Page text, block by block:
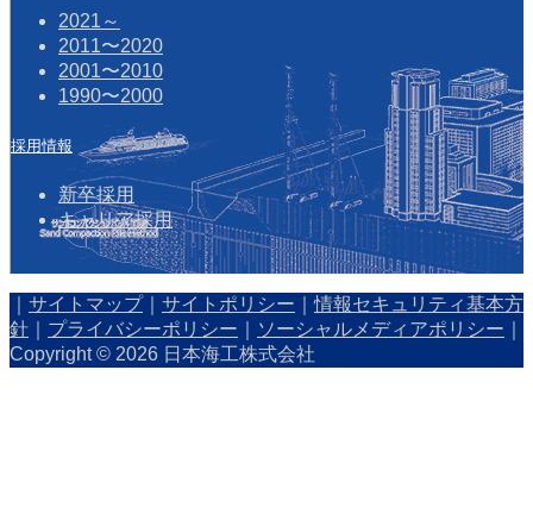
2021～
2011〜2020
2001〜2010
1990〜2000
採用情報
新卒採用
キャリア採用
サイトマップ｜ サイトポリシー ｜情報セキュリティ基本方
針
プライバシーポリシー ソーシャルメディアポリシー
Copyright © 2026 日本海工株式会社